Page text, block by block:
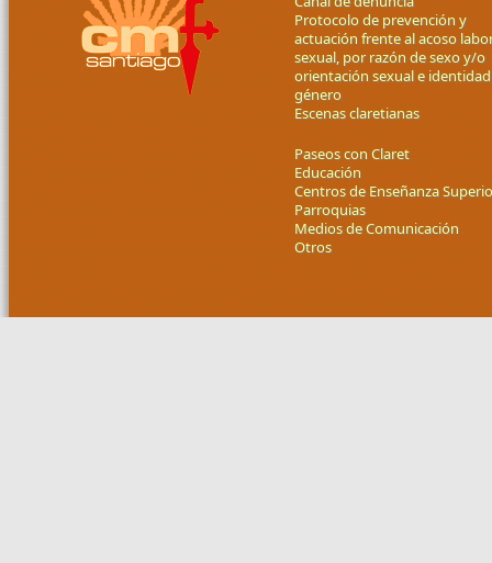
Protocolo de prevención y
actuación frente al acoso
sexual, por razón de sexo y/o
orientación sexual e
género
Escenas claretianas
Paseos con Claret
Educación
Centros de Enseñanza
Parroquias
Medios de Comunicación
Otros